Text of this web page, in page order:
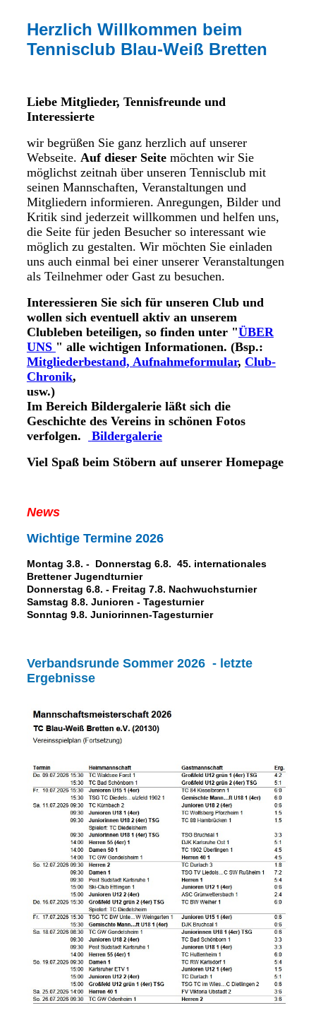
Herzlich Willkommen beim
Tennisclub Blau-Weiß Bretten
Liebe Mitglieder, Tennisfreunde und
Interessierte
wir begrüßen Sie ganz herzlich auf unserer
Webseite. Auf dieser Seitemöchten wir Sie
möglichst zeitnah über unseren Tennisclub mit
seinen Mannschaften, Veranstaltungen und
Mitgliedern informieren. Anregungen, Bilder und
Kritik sind jederzeit willkommen und helfen uns,
die Seite für jeden Besucher so interessant wie
möglich zu gestalten. Wir möchten Sie einladen
uns auch einmal bei einer unserer Veranstaltungen
als Teilnehmer oder Gast zu besuchen.
Interessieren Sie sich für unseren Club und
wollen sich eventuell aktiv an unserem
Clubleben beteiligen, so finden unter "ÜBER
UNS " alle wichtigen Informationen. (Bsp.:
Mitgliederbestand, Aufnahmeformular, Club-
Chronik,
Im Bereich Bildergalerie läßt sich die
Geschichte des Vereins in schönen Fotos
verfolgen.
Bildergalerie
Viel Spaß beim Stöbern auf unserer Homepage
News
Wichtige Termine 2026
Montag 3.8. - Donnerstag 6.8. 45. internationales
Brettener Jugendturnier
Donnerstag 6.8. - Freitag 7.8. Nachwuchsturnier
Samstag 8.8. Junioren - Tagesturnier
Sonntag 9.8. Juniorinnen-Tagesturnier
Verbandsrunde Sommer 2026 - letzte
Ergebnisse